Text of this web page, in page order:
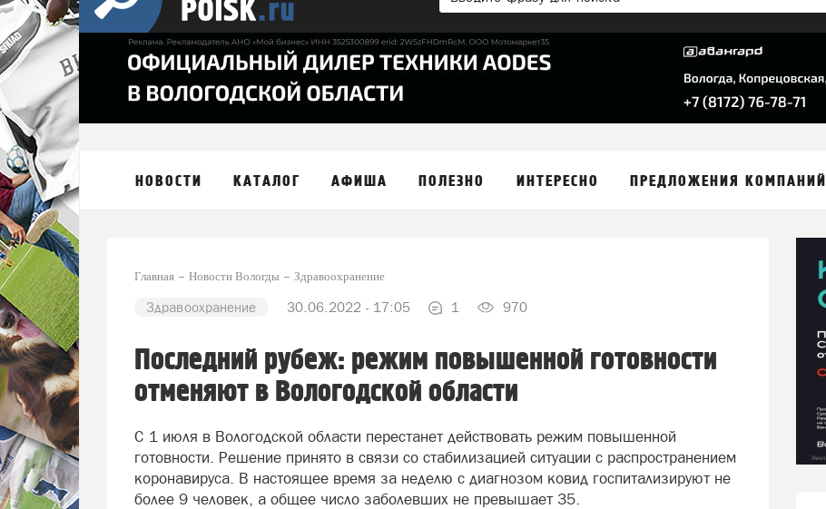
НОВОСТИ КАТАЛОГ АФИША ПОЛЕЗНО ИНТЕРЕСНО ПРЕДЛОЖЕНИЯ КОМПАНИЙ
Главная Новости Вологды Здравоохранение
Здравоохранение 30.06.2022 - 17:05 1 970
Последний рубеж: режим повышенной готовности
отменяют в Вологодской области
С 1 июля в Вологодской области перестанет действовать режим повышенной
готовности. Решение принято в связи со стабилизацией ситуации с распространением
коронавируса. В настоящее время за неделю с диагнозом ковид госпитализируют не
более 9 человек, а общее число заболевших не превышает 35.